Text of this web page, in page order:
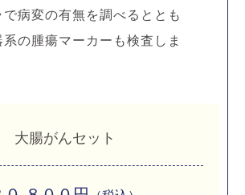
で病変の有無を調べるととも
の腫瘍マーカーも検査しま
大腸がんセット